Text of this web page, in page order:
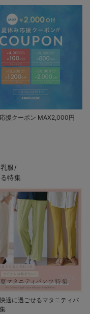
援クーポン MAX2,000円
服/
特集
適に過ごせるマタニティパ